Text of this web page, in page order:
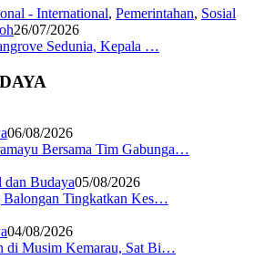
- International, Pemerintahan, Sosial
26/07/2026
Sedunia, Kepala …
06/08/2026
Bersama Tim Gabunga…
dan Budaya05/08/2026
Balongan Tingkatkan Kes…
04/08/2026
di Musim Kemarau, Sat Bi…